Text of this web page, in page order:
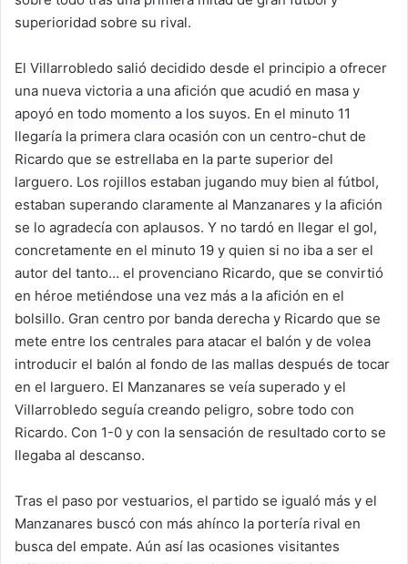
superioridad sobre su rival.
El Villarrobledo salió decidido desde el principio a ofrecer
una nueva victoria a una afición que acudió en masa y
apoyó en todo momento a los suyos. En el minuto 11
llegaría la primera clara ocasión con un centro-chut de
Ricardo que se estrellaba en la parte superior del
larguero. Los rojillos estaban jugando muy bien al fútbol,
estaban superando claramente al Manzanares y la afición
se lo agradecía con aplausos. Y no tardó en llegar el gol,
concretamente en el minuto 19 y quien si no iba a ser el
autor del tanto… el provenciano Ricardo, que se convirtió
en héroe metiéndose una vez más a la afición en el
bolsillo. Gran centro por banda derecha y Ricardo que se
mete entre los centrales para atacar el balón y de volea
introducir el balón al fondo de las mallas después de tocar
en el larguero. El Manzanares se veía superado y el
Villarrobledo seguía creando peligro, sobre todo con
Ricardo. Con 1-0 y con la sensación de resultado corto se
llegaba al descanso.
Tras el paso por vestuarios, el partido se igualó más y el
Manzanares buscó con más ahínco la portería rival en
busca del empate. Aún así las ocasiones visitantes